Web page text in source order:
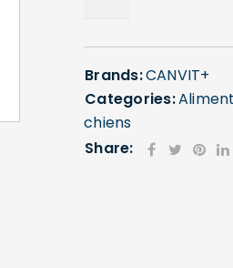
Brands:CANVIT+
Categories:
chiens
Share: